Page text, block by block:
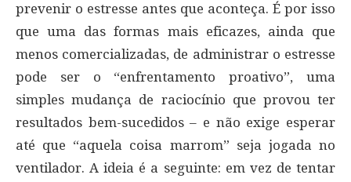
prevenir o estresse antes que aconteça. É por isso
que uma das formas mais eficazes, ainda que
menos comercializadas, de administrar o estresse
pode ser o “enfrentamento proativo”, uma
simples mudança de raciocínio que provou ter
resultados bem-sucedidos – e não exige esperar
até que “aquela coisa marrom” seja jogada no
ventilador. A ideia é a seguinte: em vez de tentar